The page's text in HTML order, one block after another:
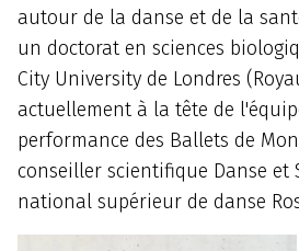
autour de la danse et de la
un doctorat en sciences
City University de Londres
actuellement à la tête de
performance des Ballets de
conseiller scientifique Danse et
national supérieur de danse